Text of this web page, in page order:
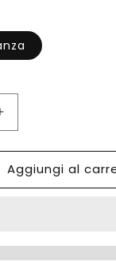
Aumenta
Classic
Aggiungi al